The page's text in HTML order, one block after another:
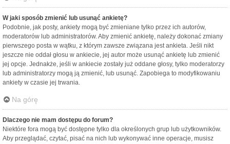
W jaki sposób zmienić lub usunąć ankietę?
Podobnie, jak posty, ankiety mogą być zmieniane tylko przez ich autorów,
moderatorów lub administratorów. Aby zmienić ankietę, należy dokonać zmiany
pierwszego posta w wątku, z którym zawsze związana jest ankieta. Jeśli nikt
jeszcze nie oddał głosu w ankiecie, jej autor może usunąć ankietę lub zmienić
jej opcje. Jednakże, jeśli w ankiecie zostały już oddane głosy, tylko moderatorzy
lub administratorzy mogą ją zmienić, lub usunąć. Zapobiega to modyfikowaniu
ankiety w czasie jej trwania.
Na górę
Dlaczego nie mam dostępu do forum?
Niektóre fora mogą być dostępne tylko dla określonych grup lub użytkowników.
Aby przeglądać, czytać, pisać na nich lub wykonywać inne operacje, musisz